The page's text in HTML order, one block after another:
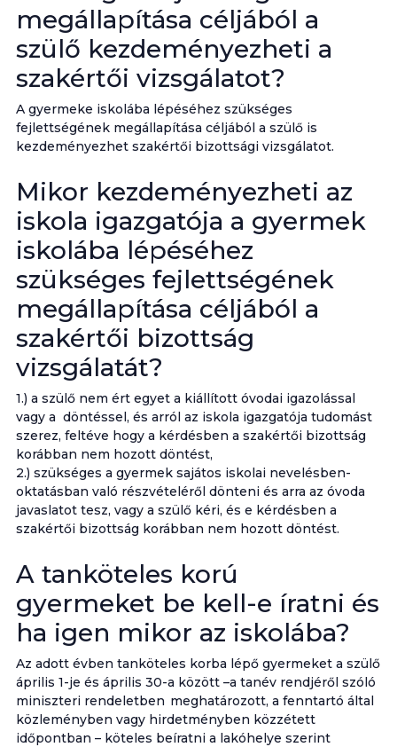
megállapítása céljából a
szülő kezdeményezheti a
szakértői vizsgálatot?
A gyermeke iskolába lépéséhez szükséges
fejlettségének megállapítása céljából a szülő is
kezdeményezhet szakértői bizottsági vizsgálatot.
Mikor kezdeményezheti az
iskola igazgatója a gyermek
iskolába lépéséhez
szükséges fejlettségének
megállapítása céljából a
szakértői bizottság
vizsgálatát?
1.) a szülő nem ért egyet a kiállított óvodai igazolással
vagy a döntéssel, és arról az iskola igazgatója tudomást
szerez, feltéve hogy a kérdésben a szakértői bizottság
korábban nem hozott döntést,
2.) szükséges a gyermek sajátos iskolai nevelésben-
oktatásban való részvételéről dönteni és arra az óvoda
javaslatot tesz, vagy a szülő kéri, és e kérdésben a
szakértői bizottság korábban nem hozott döntést.
A tanköteles korú
gyermeket be kell-e íratni és
ha igen mikor az iskolába?
Az adott évben tanköteles korba lépő gyermeket a szülő
április 1-je és április 30-a között –a tanév rendjéről szóló
miniszteri rendeletben meghatározott, a fenntartó által
közleményben vagy hirdetményben közzétett
időpontban – köteles beíratni a lakóhelye szerint